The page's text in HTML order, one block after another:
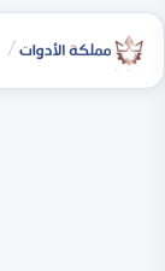
/